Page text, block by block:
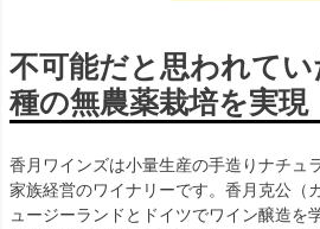
不可能だと思われて
種の無農薬栽培を実現
香月ワインズは小量生産の手造りナチュ
家族経営のワイナリーです。香月克公
ュージーランドとドイツでワイン醸造を